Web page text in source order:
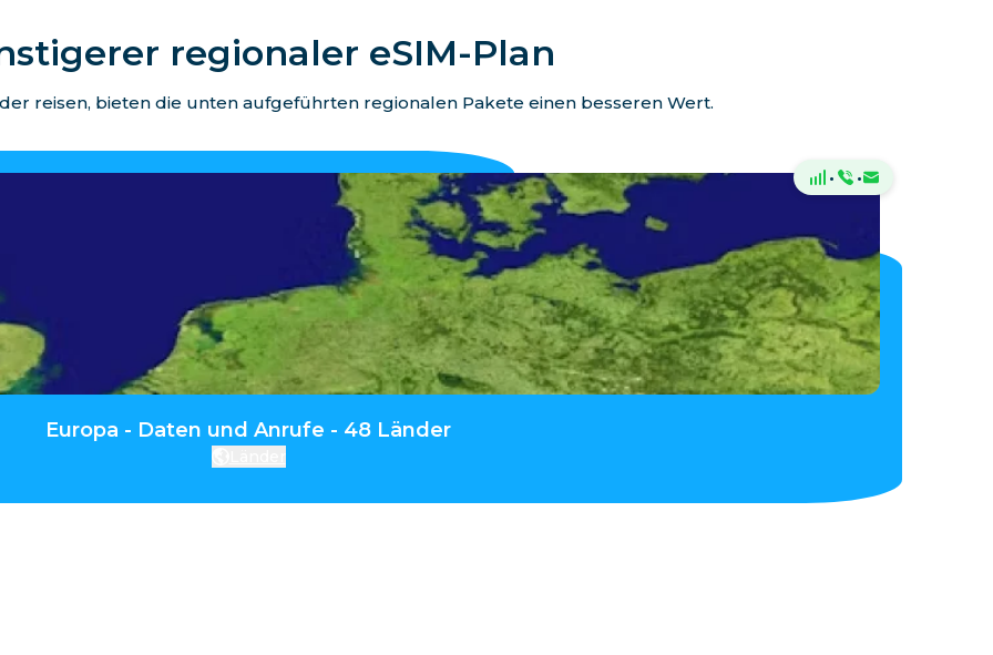
regionaler eSIM-Plan
reisen, bieten die unten aufgeführten regionalen Pakete einen besseren Wert.
· ·
Europa - Daten und Anrufe - 48 Länder